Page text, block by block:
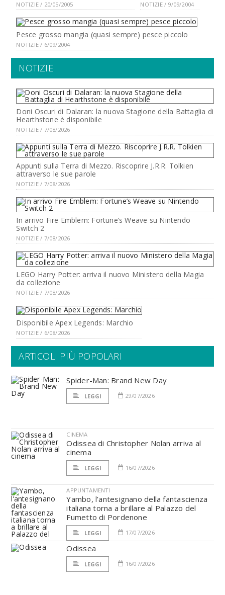
NOTIZIE / 20/05/2005 NOTIZIE / 9/09/2004
Pesce grosso mangia (quasi sempre) pesce piccolo
NOTIZIE / 6/09/2004
NOTIZIE
Doni Oscuri di Dalaran: la nuova Stagione della Battaglia di
Hearthstone è disponibile
NOTIZIE / 7/08/2026
Appunti sulla Terra di Mezzo. Riscoprire J.R.R. Tolkien
attraverso le sue parole
NOTIZIE / 7/08/2026
In arrivo Fire Emblem: Fortune’s Weave su Nintendo
Switch 2
NOTIZIE / 7/08/2026
LEGO Harry Potter: arriva il nuovo Ministero della Magia
da collezione
NOTIZIE / 7/08/2026
Disponibile Apex Legends: Marchio
NOTIZIE / 6/08/2026
ARTICOLI PIÙ POPOLARI
Spider-Man: Brand New Day
LEGGI 29/07/2026
CINEMA
Odissea di Christopher Nolan arriva al
cinema
LEGGI 16/07/2026
APPUNTAMENTI
Yambo, l’antesignano della fantascienza
italiana torna a brillare al Palazzo del
Fumetto di Pordenone
LEGGI 17/07/2026
Odissea
LEGGI 16/07/2026